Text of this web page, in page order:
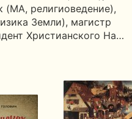
(MA, религиоведение),
Земли), магистр
Христианского На…